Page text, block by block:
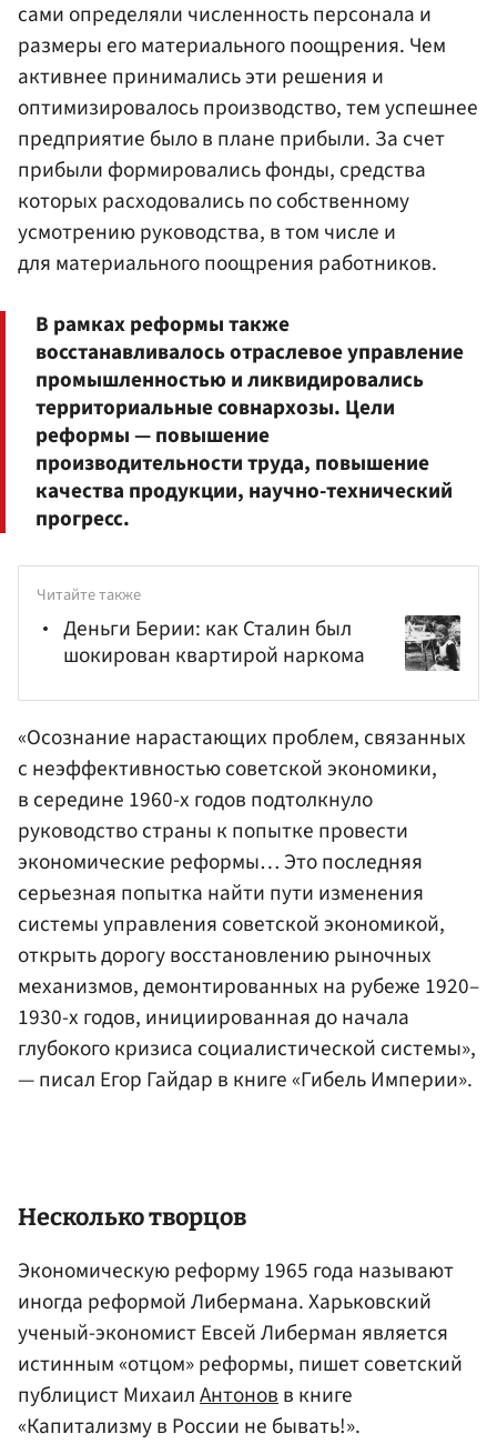
сами определяли численность персонала и
размеры его материального поощрения. Чем
активнее принимались эти решения и
оптимизировалось производство, тем успешнее
предприятие было в плане прибыли. За счет
прибыли формировались фонды, средства
которых расходовались по собственному
усмотрению руководства, в том числе и
для материального поощрения работников.
В рамках реформы также
восстанавливалось отраслевое управление
промышленностью и ликвидировались
территориальные совнархозы. Цели
реформы — повышение
производительности труда, повышение
качества продукции, научно-технический
прогресс.
Читайте также
Деньги Берии: как Сталин был
шокирован квартирой наркома
«Осознание нарастающих проблем, связанных
с неэффективностью советской экономики,
в середине 1960-х годов подтолкнуло
руководство страны к попытке провести
экономические реформы… Это последняя
серьезная попытка найти пути изменения
системы управления советской экономикой,
открыть дорогу восстановлению рыночных
механизмов, демонтированных на рубеже 1920–
1930-х годов, инициированная до начала
глубокого кризиса социалистической системы»,
— писал Егор Гайдар в книге «Гибель Империи».
Несколько творцов
Экономическую реформу 1965 года называют
иногда реформой Либермана. Харьковский
ученый-экономист Евсей Либерман является
истинным «отцом» реформы, пишет советский
публицист МихаилАнтоновв книге
«Капитализму в России не бывать!».